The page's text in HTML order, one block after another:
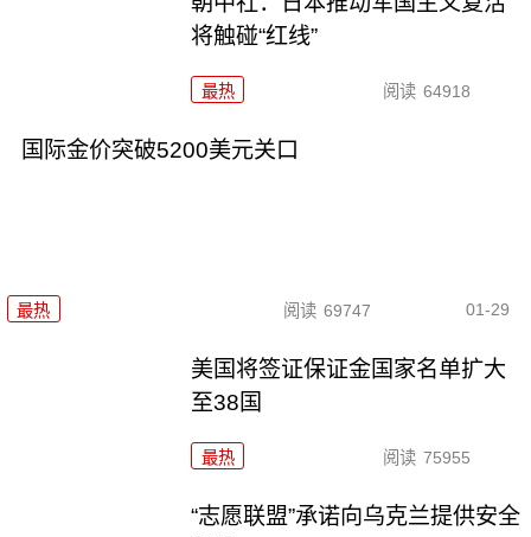
将触碰“红线”
最热 阅读 64918
国际金价突破5200美元关口
最热 阅读 69747 01-29
美国将签证保证金国家名单扩大
至38国
最热 阅读 75955
“志愿联盟”承诺向乌克兰提供安全